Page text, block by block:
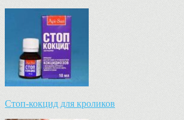
Стоп-кокцид для кроликов